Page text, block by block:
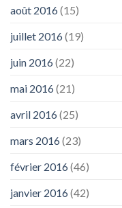
août 2016(15)
juillet 2016(19)
juin 2016(22)
mai 2016(21)
avril 2016(25)
mars 2016(23)
février 2016(46)
janvier 2016(42)